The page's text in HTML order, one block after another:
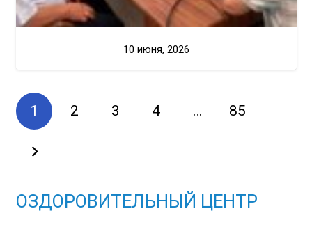
10 июня, 2026
1 2 3 4 … 85
ОЗДОРОВИТЕЛЬНЫЙ ЦЕНТР